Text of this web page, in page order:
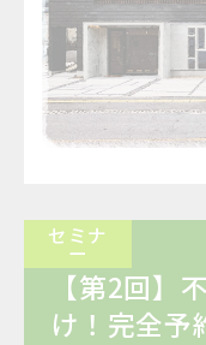
セミナ
ー
【第2回】
け！完全予